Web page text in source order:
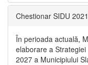
Chestionar SIDU
În perioada actuală,
elaborare a
2027 a Municipiului